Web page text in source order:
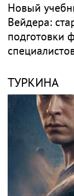
Новый
Вейдера:
подготовки
ТУРКИНА